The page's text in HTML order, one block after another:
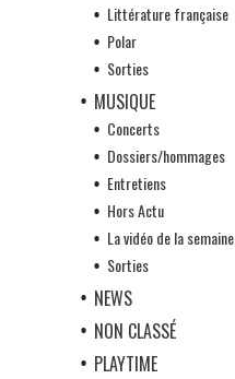
Littérature française
Polar
Sorties
MUSIQUE
Concerts
Dossiers/hommages
Entretiens
Hors Actu
La vidéo de la semaine
Sorties
NEWS
NON CLASSÉ
PLAYTIME